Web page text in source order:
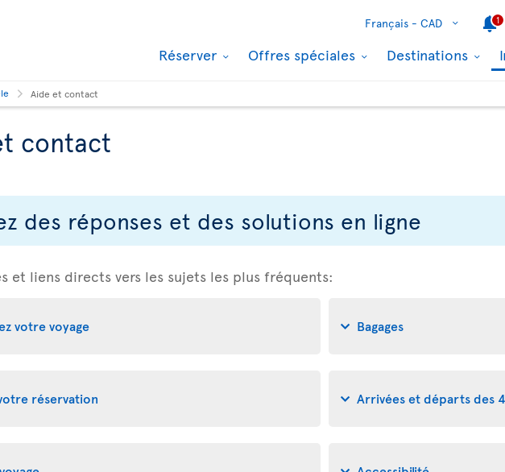
Français - CAD 1
Réserver Offres spéciales Destinations
Aide et contact
contact
des réponses et des solutions en ligne
et liens directs vers les sujets les plus fréquents:
votre voyage Bagages
réservation Arrivées et départs des